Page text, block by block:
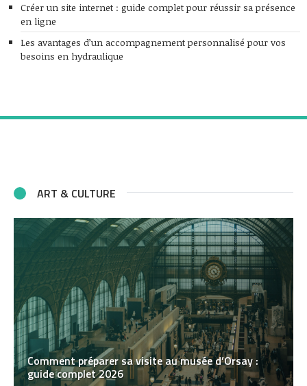
Créer un site internet : guide complet pour réussir sa présence
en ligne
Les avantages d’un accompagnement personnalisé pour vos
besoins en hydraulique
ART & CULTURE
Comment préparer sa visite au musée d’Orsay :
guide complet 2026